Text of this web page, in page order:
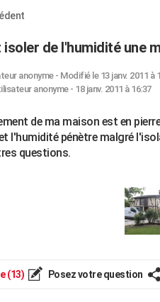
isoler de l'humidité une
anonyme- Modifié le 13 janv. 2011 à
anonyme - 18 janv. 2011 à 16:37
de ma maison est en
l'humidité pénètre malgré
questions.
(13) Posez votre question